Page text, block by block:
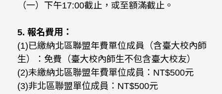
（一）下午17:00截止，或至額滿截止。
5. 報名費用：
(1)已繳納北區聯盟年費單位成員（含臺大校內師
生）：免費（臺大校內師生不包含臺大校友）
(2)未繳納北區聯盟年費單位成員：NT$500元
(3)非北區聯盟單位成員：NT$500元